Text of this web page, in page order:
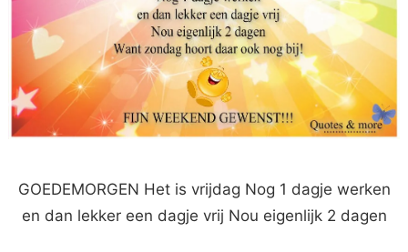
GOEDEMORGEN Het is vrijdag Nog 1 dagje werken
en dan lekker een dagje vrij Nou eigenlijk 2 dagen